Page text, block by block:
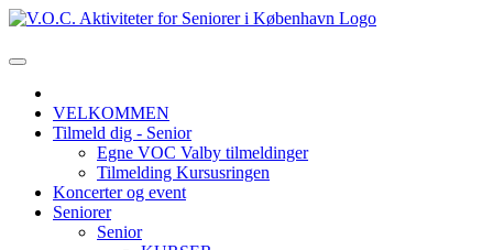
VELKOMMEN
Tilmeld dig - Senior
Egne VOC Valby tilmeldinger
Tilmelding Kursusringen
Koncerter og event
Seniorer
Senior